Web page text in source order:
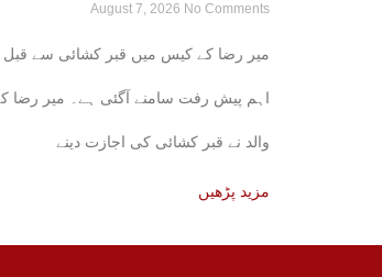
نے اجازت دینے سے انکار کر دیا
August 7, 2026 No Comments
میر رضا کے کیس میں قبر کشائی سے قبل
اہم پیش رفت سامنے آگئی ہے۔ میر رضا
والد نے قبر کشائی کی اجازت دینے
مزید پڑھیں